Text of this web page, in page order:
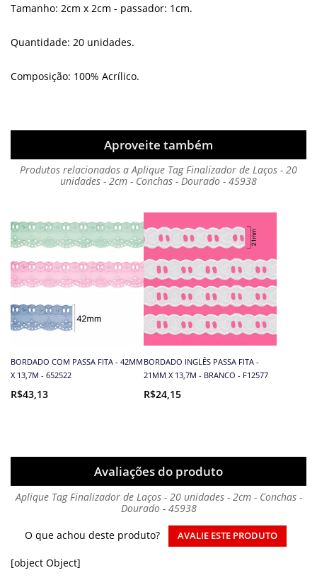
Tamanho: 2cm x 2cm - passador: 1cm.
Quantidade: 20 unidades.
Composição: 100% Acrílico.
Aproveite também
Produtos relacionados a Aplique Tag Finalizador de Laços - 20
unidades - 2cm - Conchas - Dourado - 45938
BORDADO COM PASSA FITA - 42MM
X 13,7M - 652522
R$43,13
BORDADO INGLÊS PASSA FITA -
21MM X 13,7M - BRANCO - F12577
R$24,15
Avaliações do produto
Aplique Tag Finalizador de Laços - 20 unidades - 2cm - Conchas -
Dourado - 45938
O que achou deste produto?
AVALIE ESTE PRODUTO
[object Object]